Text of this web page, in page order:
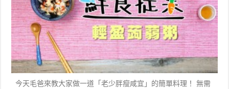
今天毛爸來教大家做一道「老少胖瘦咸宜」的簡單料理！ 無需